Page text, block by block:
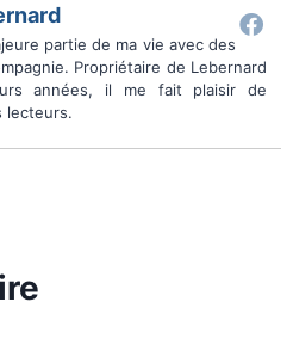
partie de ma vie avec des
Propriétaire de Lebernard
années, il me fait plaisir de
lecteurs.